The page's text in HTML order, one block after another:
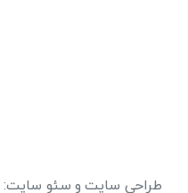
طراحی سایت و سئو سایت: